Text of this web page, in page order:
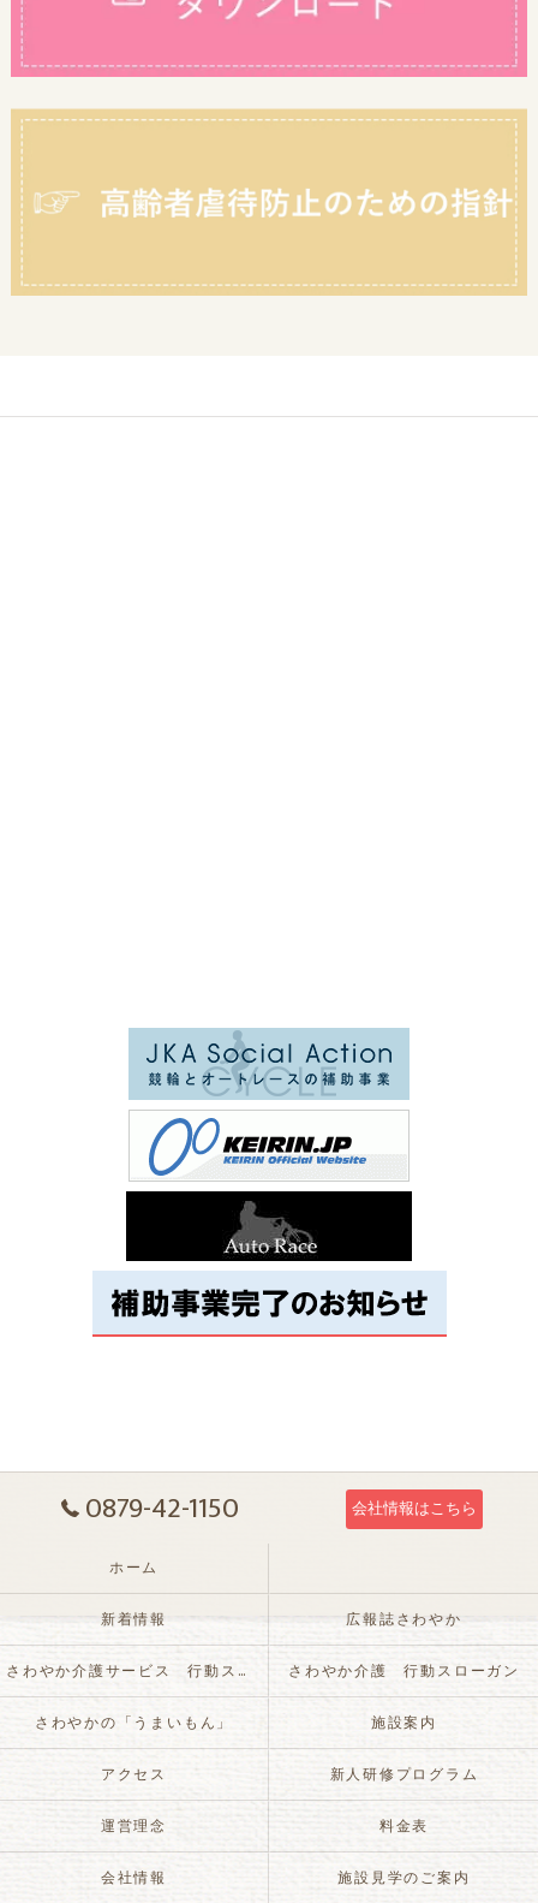
0879-42-1150 会社情報はこちら
ホーム
新着情報 広報誌さわやか
さわやか介護サービス 行動スローガン さわやか介護 行動スローガン
さわやかの「うまいもん」 施設案内
アクセス 新人研修プログラム
運営理念 料金表
会社情報 施設見学のご案内